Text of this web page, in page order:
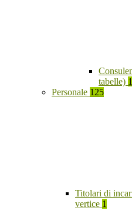
tabelle)
Personale 125
Titolari di
vertice 1